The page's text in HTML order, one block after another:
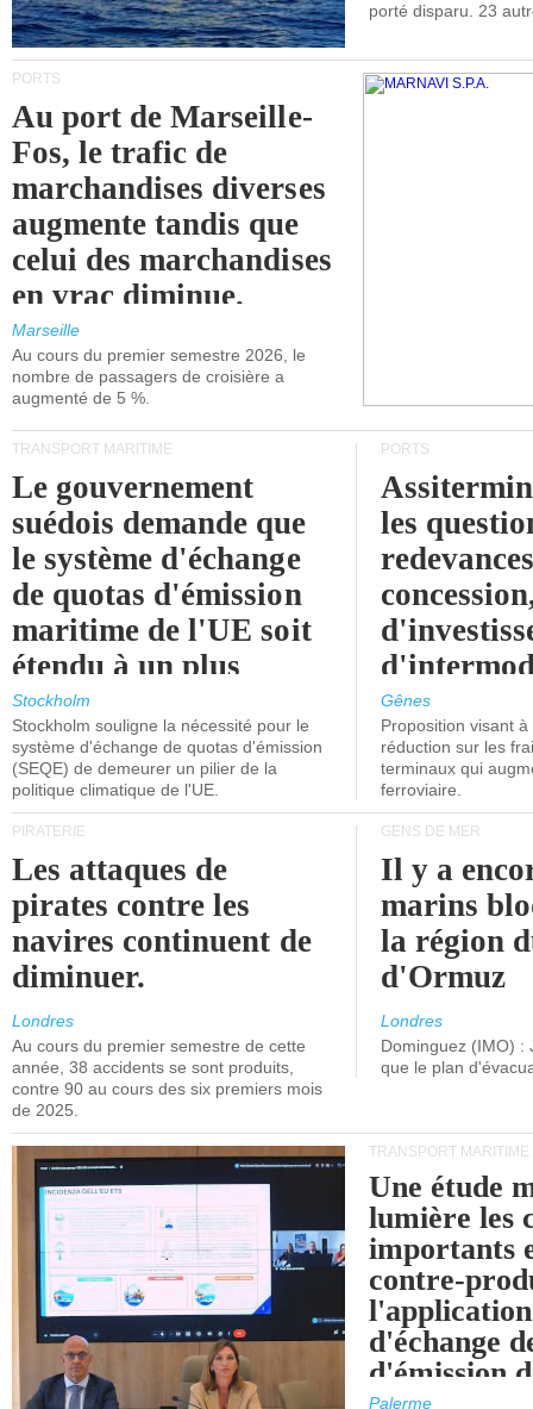
porté disparu. 23
PORTS
Au port de Marseille-
Fos, le trafic de
marchandises diverses
augmente tandis que
celui des marchandises
en vrac diminue.
Marseille
Au cours du premier semestre 2026, le
nombre de passagers de croisière a
augmenté de 5 %.
TRANSPORT MARITIME
Le gouvernement
suédois demande que
le système d'échange
de quotas d'émission
maritime de l'UE soit
étendu à un plus
grand nombre de
navires.
Stockholm
Stockholm souligne la nécessité pour le
système d'échange de quotas d'émission
(SEQE) de demeurer un pilier de la
politique climatique de l'UE.
PORTS
les
l'attention
politiciens.
Gênes
Proposition visant
réduction sur les
terminaux qui
ferroviaire.
PIRATERIE
Les attaques de
pirates contre les
navires continuent de
diminuer.
Londres
Au cours du premier semestre de cette
année, 38 accidents se sont produits,
contre 90 au cours des six premiers mois
de 2025.
GENS DE MER
Il y a
marins
la région
d'Ormuz
Londres
Dominguez (IMO) :
que le plan
TRANSPORT MARITIME
Une étude
lumière les
importants
contre-
d'échange
d'émission
Palerme